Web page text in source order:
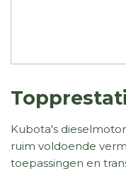
Kubota's
ruim voldoende
toepassingen en